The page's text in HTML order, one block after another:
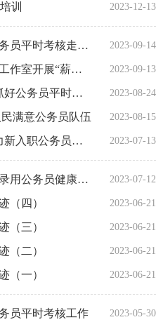
2023-12-13
训
2023-09-14
潜口镇：“三措并举”推动公务员平时考核走深走实
2023-09-13
徽州区“人民满意的公务员”工作室开展“薪火课堂”活动
2023-08-24
西溪南镇： 突出“总”字决 抓好公务员平时考核工作
2023-08-15
满意公务员队伍
2023-07-13
徽州区： “五送”大礼包 助力新入职公务员迈好“成长第一步”
2023-07-12
潜口镇：“三步育苗”助力新录用公务员健康成长
2023-06-21
（四）
2023-06-21
（三）
2023-06-21
（二）
2023-06-21
（一）
2023-05-30
员平时考核工作